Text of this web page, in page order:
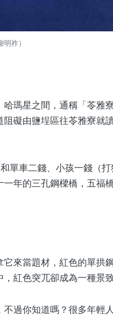
祚）
瑪星之間，通稱「苓雅
礙由鹽埕區往苓雅寮就
單車二錢、小孩一錢（打
年的三孔鋼樑橋，五福
來當題材，紅色的單拱
紅色突兀卻成為一種景致
過你知道嗎？很多年輕